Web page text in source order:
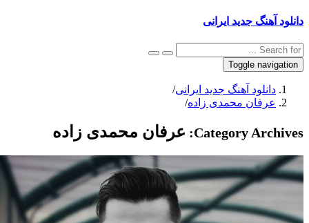
آهنگ جدید ایرانی
Toggle
دانلود آهنگ جدید ایرانی
عرفان محمدی زاده/
Category عرفان محمدی زاده